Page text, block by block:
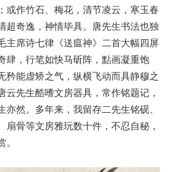
或作竹石、梅花，清节凌云，寒玉春
超奇逸，神情毕具。唐先生书法也独
主席诗七律《送瘟神》二首大幅四屏
肆，行笔如快马斫阵，點画凝重饱
矜能虚矫之气，纵横飞动而具静穆之
云先生酷嗜文房器具，常作铭题记，
然。多年来，我留存二先生铭砚、
扇骨等文房雅玩数十件，不忍自秘，